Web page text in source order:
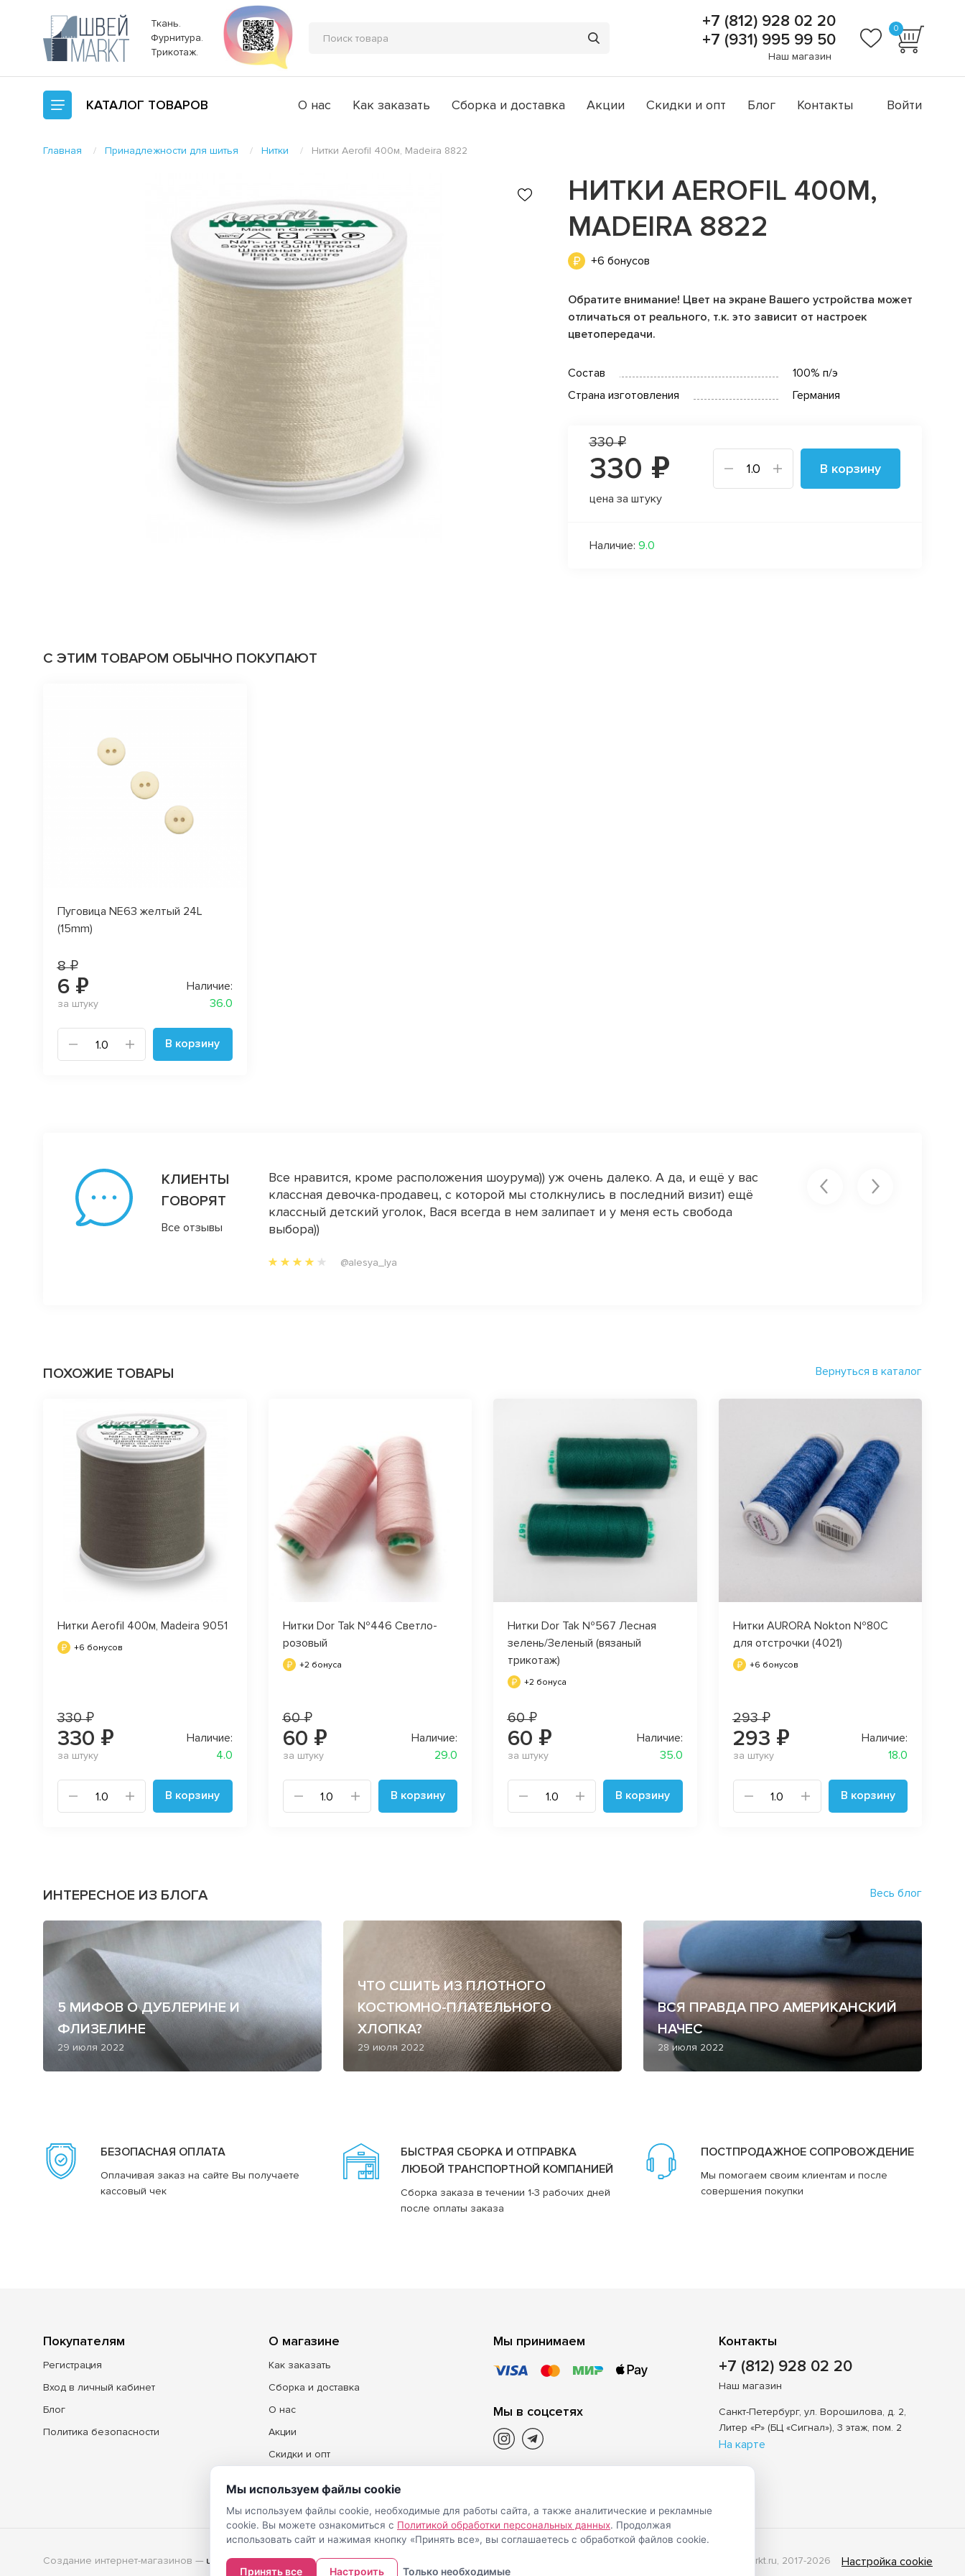
Ткань.
Фурнитура.
Трикотаж.
+7 (812) 928 02 20
+7 (931) 995 99 50
Наш магазин
0
КАТАЛОГ ТОВАРОВ О нас Как заказать Сборка и доставка Акции Скидки и опт Блог Контакты Войти
Главная Принадлежности для шитья Нитки Нитки Aerofil 400м, Madeira 8822
НИТКИ AEROFIL 400М,
MADEIRA 8822
+6 бонусов
Обратите внимание! Цвет на экране Вашего устройства может
отличаться от реального, т.к. это зависит от настроек
цветопередачи.
Состав
100% п/э
Страна изготовления
Германия
330 ₽
330 ₽
цена за штуку
В корзину
Наличие:9.0
С ЭТИМ ТОВАРОМ ОБЫЧНО ПОКУПАЮТ
Пуговица NE63 желтый 24L
(15mm)
8 ₽
6 ₽
за штуку
Наличие:
36.0
В корзину
КЛИЕНТЫ
ГОВОРЯТ
Все отзывы
Все нравится, кроме расположения шоурума)) уж очень далеко. А да, и ещё у вас
классная девочка-продавец, с которой мы столкнулись в последний визит) ещё
классный детский уголок, Вася всегда в нем залипает и у меня есть свобода
выбора))
@alesya_lya
Недавно о вас узнала. Ваш
Планирую в ближайшее время
ПОХОЖИЕ ТОВАРЫ Вернуться в каталог
Нитки Aerofil 400м, Madeira 9051
+6 бонусов
330 ₽
330 ₽
за штуку
Наличие:
4.0
В корзину
Нитки Dor Tak №446 Светло-
розовый
+2 бонуса
60 ₽
60 ₽
за штуку
Наличие:
29.0
В корзину
Нитки Dor Tak №567 Лесная
зелень/Зеленый (вязаный
трикотаж)
+2 бонуса
60 ₽
60 ₽
за штуку
Наличие:
35.0
В корзину
Нитки AURORA Nokton №80C
для отстрочки (4021)
+6 бонусов
293 ₽
293 ₽
за штуку
Наличие:
18.0
В корзину
ИНТЕРЕСНОЕ ИЗ БЛОГА Весь блог
5 МИФОВ О ДУБЛЕРИНЕ И
ФЛИЗЕЛИНЕ
29 июля 2022
ЧТО СШИТЬ ИЗ ПЛОТНОГО
КОСТЮМНО-ПЛАТЕЛЬНОГО
ХЛОПКА?
29 июля 2022
ВСЯ ПРАВДА ПРО АМЕРИКАНСКИЙ
НАЧЕС
28 июля 2022
БЕЗОПАСНАЯ ОПЛАТА
Оплачивая заказ на сайте Вы получаете
кассовый чек
БЫСТРАЯ СБОРКА И ОТПРАВКА
ЛЮБОЙ ТРАНСПОРТНОЙ КОМПАНИЕЙ
Сборка заказа в течении 1-3 рабочих дней
после оплаты заказа
ПОСТПРОДАЖНОЕ СОПРОВОЖДЕНИЕ
Мы помогаем своим клиентам и после
совершения покупки
Покупателям
Регистрация
Вход в личный кабинет
Блог
Политика безопасности
О магазине
Как заказать
Сборка и доставка
О нас
Акции
Скидки и опт
Мы принимаем
Мы в соцсетях
Контакты
+7 (812) 928 02 20
Наш магазин
Санкт-Петербург, ул. Ворошилова, д. 2,
Литер «Р» (БЦ «Сигнал»), 3 этаж, пом. 2
На карте
Создание интернет-магазинов — © Shveimarkt.ru, 2017-2026 Настройка cookie
Мы используем файлы cookie
Мы используем файлы cookie, необходимые для работы сайта, а также аналитические и рекламные
cookie. Вы можете ознакомиться с Политикой обработки персональных данных. Продолжая
использовать сайт и нажимая кнопку «Принять все», вы соглашаетесь с обработкой файлов cookie.
Принять все Настроить Только необходимые